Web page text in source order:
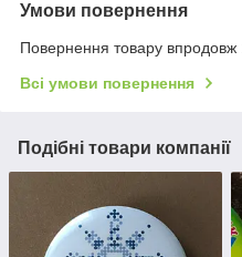
Умови повернення
Повернення товару впродовж
Всі умови повернення
Подібні товари компанії